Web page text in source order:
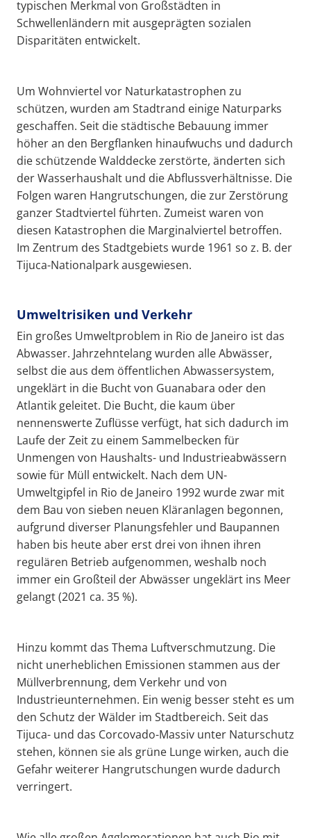
typischen Merkmal von Großstädten in
Schwellenländern mit ausgeprägten sozialen
Disparitäten entwickelt.
Um Wohnviertel vor Naturkatastrophen zu
schützen, wurden am Stadtrand einige Naturparks
geschaffen. Seit die städtische Bebauung immer
höher an den Bergflanken hinaufwuchs und dadurch
die schützende Walddecke zerstörte, änderten sich
der Wasserhaushalt und die Abflussverhältnisse. Die
Folgen waren Hangrutschungen, die zur Zerstörung
ganzer Stadtviertel führten. Zumeist waren von
diesen Katastrophen die Marginalviertel betroffen.
Im Zentrum des Stadtgebiets wurde 1961 so z. B. der
Tijuca-Nationalpark ausgewiesen.
Umweltrisiken und Verkehr
Ein großes Umweltproblem in Rio de Janeiro ist das
Abwasser. Jahrzehntelang wurden alle Abwässer,
selbst die aus dem öffentlichen Abwassersystem,
ungeklärt in die Bucht von Guanabara oder den
Atlantik geleitet. Die Bucht, die kaum über
nennenswerte Zuflüsse verfügt, hat sich dadurch im
Laufe der Zeit zu einem Sammelbecken für
Unmengen von Haushalts- und Industrieabwässern
sowie für Müll entwickelt. Nach dem UN-
Umweltgipfel in Rio de Janeiro 1992 wurde zwar mit
dem Bau von sieben neuen Kläranlagen begonnen,
aufgrund diverser Planungsfehler und Baupannen
haben bis heute aber erst drei von ihnen ihren
regulären Betrieb aufgenommen, weshalb noch
immer ein Großteil der Abwässer ungeklärt ins Meer
gelangt (2021 ca. 35 %).
Hinzu kommt das Thema Luftverschmutzung. Die
nicht unerheblichen Emissionen stammen aus der
Müllverbrennung, dem Verkehr und von
Industrieunternehmen. Ein wenig besser steht es um
den Schutz der Wälder im Stadtbereich. Seit das
Tijuca- und das Corcovado-Massiv unter Naturschutz
stehen, können sie als grüne Lunge wirken, auch die
Gefahr weiterer Hangrutschungen wurde dadurch
verringert.